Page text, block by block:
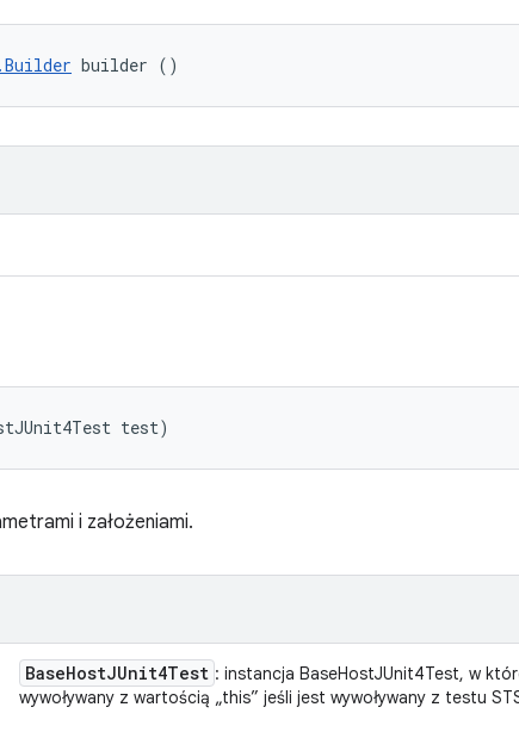
builder ()
test)
i założeniami.
BaseHostJUnit4Test : instancja BaseHostJUnit4Test, w
wywoływany z wartością „this” jeśli jest wywoływany z testu